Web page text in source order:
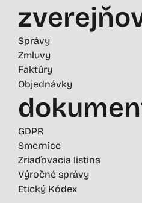
Správy
Zmluvy
Faktúry
Objednávky
GDPR
Smernice
Zriaďovacia listina
Výročné správy
Etický Kódex